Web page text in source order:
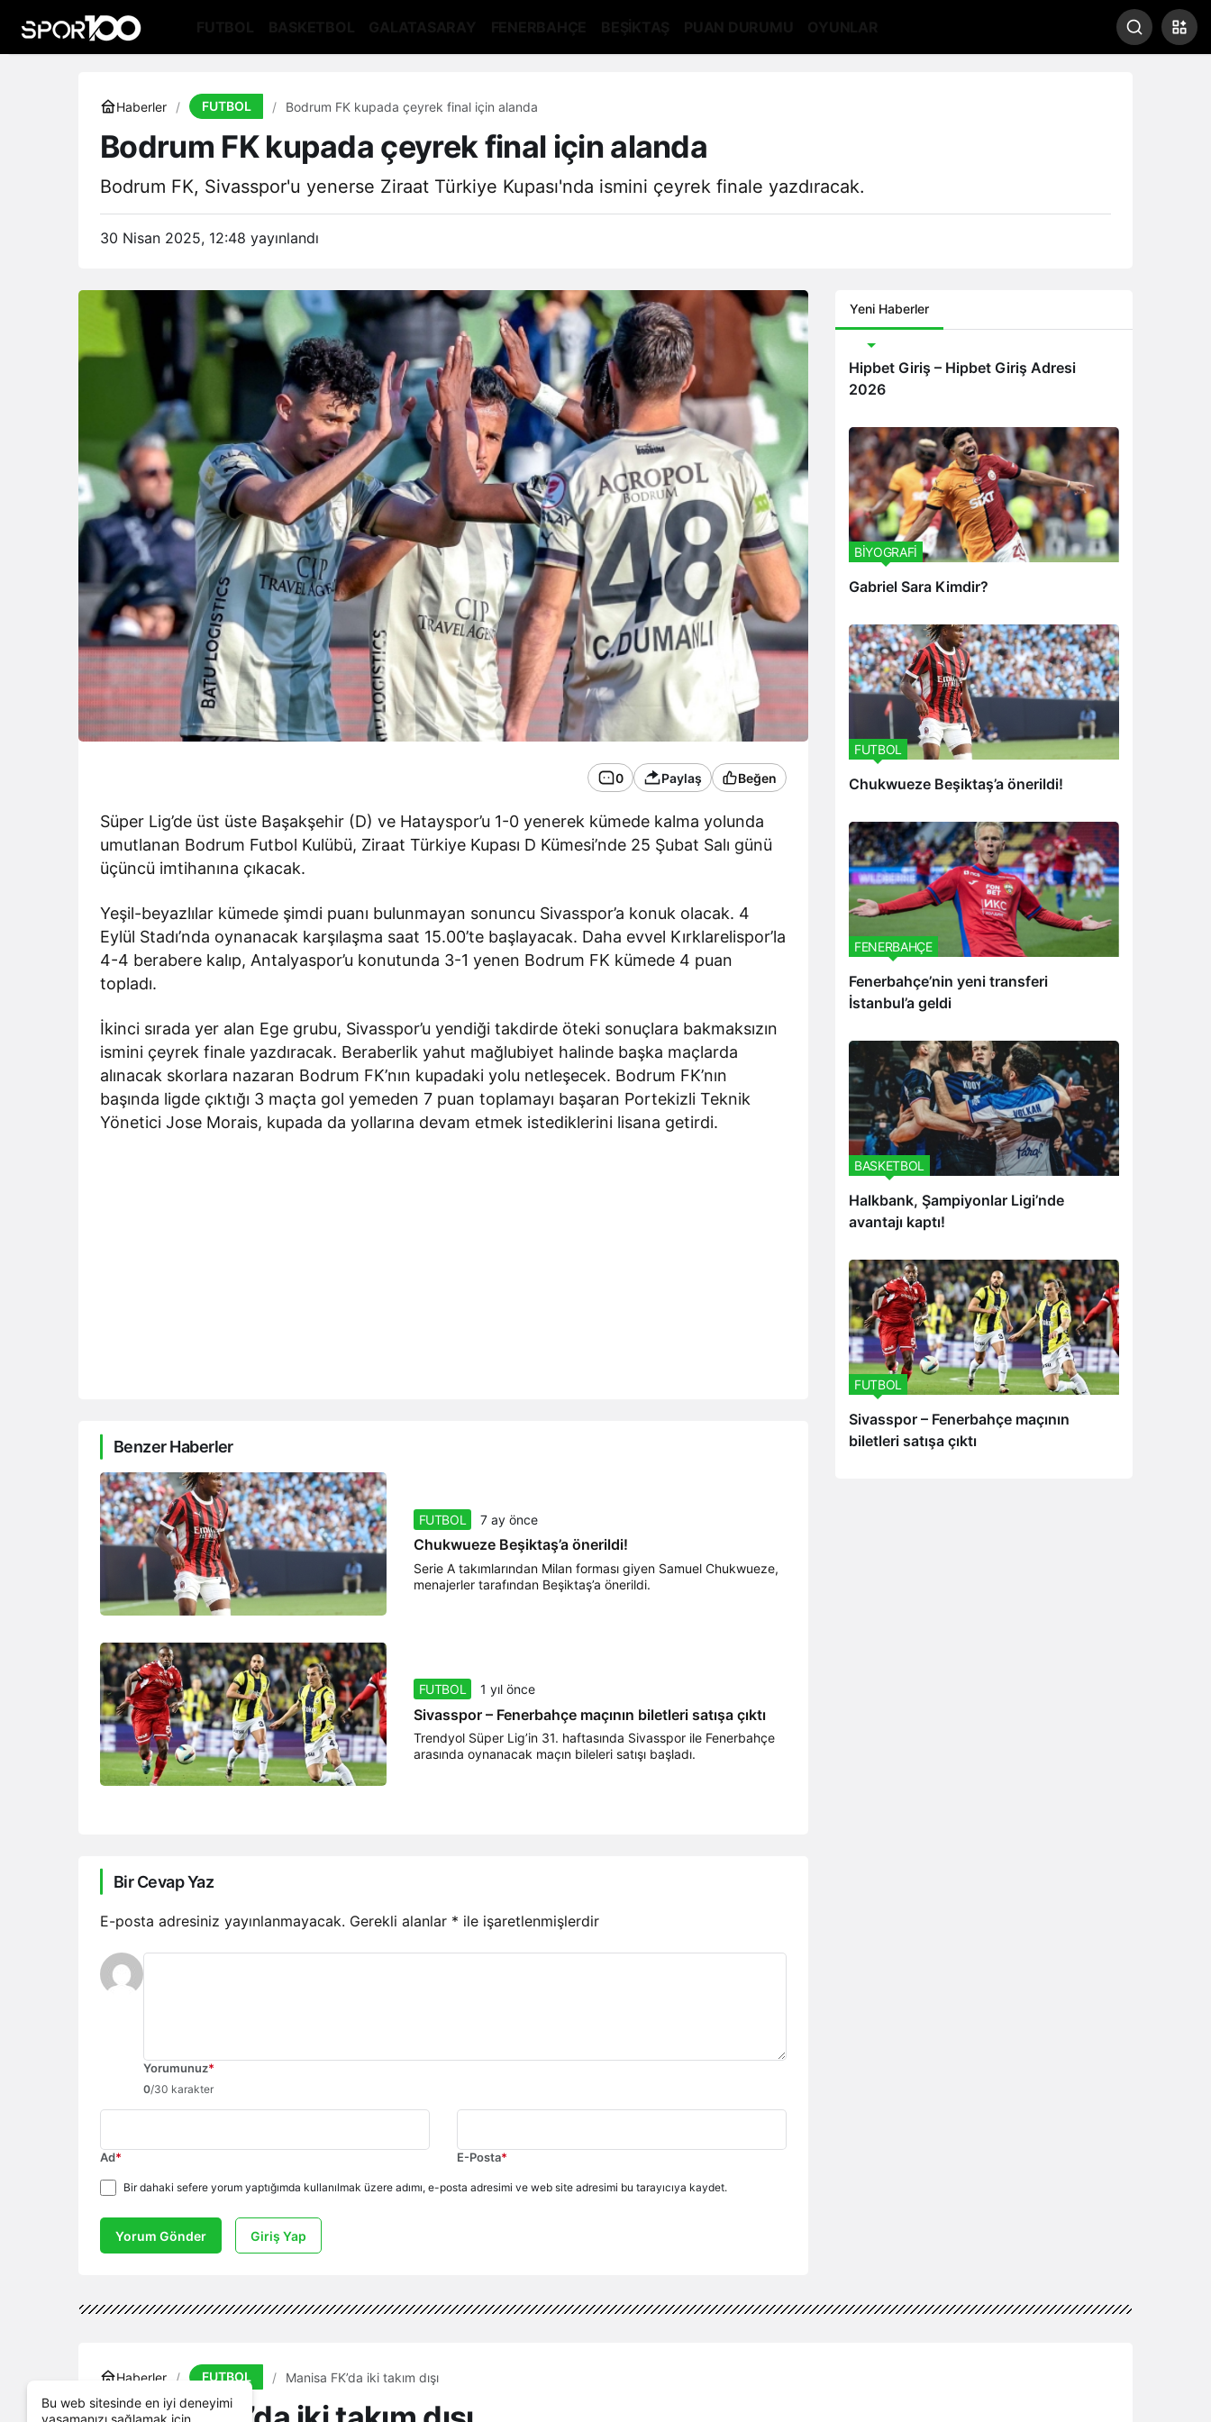
Haberler FUTBOL Bodrum FK kupada çeyrek final için alanda
Bodrum FK kupada çeyrek final için alanda
Bodrum FK, Sivasspor'u yenerse Ziraat Türkiye Kupası'nda ismini çeyrek finale yazdıracak.
30 Nisan 2025, 12:48 yayınlandı
0 Paylaş Beğen
Süper Lig’de üst üste Başakşehir (D) ve Hatayspor’u 1-0 yenerek kümede kalma yolunda
umutlanan Bodrum Futbol Kulübü, Ziraat Türkiye Kupası D Kümesi’nde 25 Şubat Salı günü
üçüncü imtihanına çıkacak.
Yeşil-beyazlılar kümede şimdi puanı bulunmayan sonuncu Sivasspor’a konuk olacak. 4
Eylül Stadı’nda oynanacak karşılaşma saat 15.00’te başlayacak. Daha evvel Kırklarelispor’la
4-4 berabere kalıp, Antalyaspor’u konutunda 3-1 yenen Bodrum FK kümede 4 puan
topladı.
İkinci sırada yer alan Ege grubu, Sivasspor’u yendiği takdirde öteki sonuçlara bakmaksızın
ismini çeyrek finale yazdıracak. Beraberlik yahut mağlubiyet halinde başka maçlarda
alınacak skorlara nazaran Bodrum FK’nın kupadaki yolu netleşecek. Bodrum FK’nın
başında ligde çıktığı 3 maçta gol yemeden 7 puan toplamayı başaran Portekizli Teknik
Yönetici Jose Morais, kupada da yollarına devam etmek istediklerini lisana getirdi.
Benzer Haberler
FUTBOL 7 ay önce
Chukwueze Beşiktaş’a önerildi!
Serie A takımlarından Milan forması giyen Samuel Chukwueze,
menajerler tarafından Beşiktaş’a önerildi.
FUTBOL 1 yıl önce
Sivasspor – Fenerbahçe maçının biletleri satışa çıktı
Trendyol Süper Lig’in 31. haftasında Sivasspor ile Fenerbahçe
arasında oynanacak maçın bileleri satışı başladı.
Bir Cevap Yaz
E-posta adresiniz yayınlanmayacak. Gerekli alanlar * ile işaretlenmişlerdir
Yorumunuz*
0/30 karakter
Ad* E-Posta*
Bir dahaki sefere yorum yaptığımda kullanılmak üzere adımı, e-posta adresimi ve web site adresimi bu tarayıcıya kaydet.
Yorum Gönder Giriş Yap
Yeni Haberler
Bonus
Hipbet Giriş – Hipbet Giriş Adresi
2026
BİYOGRAFİ
Gabriel Sara Kimdir?
FUTBOL
Chukwueze Beşiktaş’a önerildi!
FENERBAHÇE
Fenerbahçe’nin yeni transferi
İstanbul’a geldi
BASKETBOL
Halkbank, Şampiyonlar Ligi’nde
avantajı kaptı!
FUTBOL
Sivasspor – Fenerbahçe maçının
biletleri satışa çıktı
Haberler FUTBOL Manisa FK’da iki takım dışı
Bu web sitesinde en iyi deneyimi
yaşamanızı sağlamak için